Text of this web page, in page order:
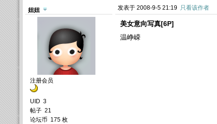
妞妞
注册会员
UID 3
帖子 21
论坛币 175 枚
发表于 2008-9-5 21:19 只看该作者
美女意向写真[6P]
温峥嵘